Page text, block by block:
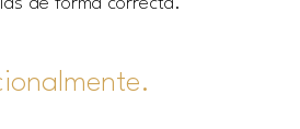
de forma correcta.